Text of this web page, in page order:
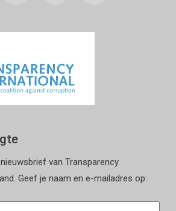
van Transparency
Geef je naam en e-mailadres op: